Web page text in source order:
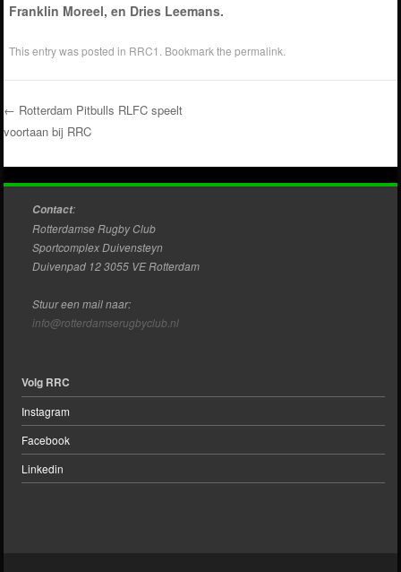
Franklin Moreel, en Dries Leemans.
This entry was posted in RRC1 . Bookmark thepermalink
Post navigation
← Rotterdam Pitbulls RLFC speelt
voortaan bij RRC
Contact:
Rotterdamse Rugby Club
Sportcomplex Duivensteyn
Duivenpad 12 3055 VE Rotterdam
Stuur een mail naar:
info@rotterdamserugbyclub.nl
Volg RRC
Instagram
Facebook
Linkedin